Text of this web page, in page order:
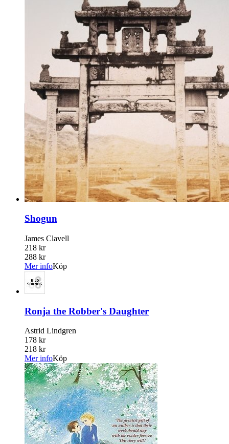
Shogun
James Clavell
218 kr
288 kr
Mer infoKöp
Ronja the Robber's Daughter
Astrid Lindgren
178 kr
218 kr
Mer infoKöp